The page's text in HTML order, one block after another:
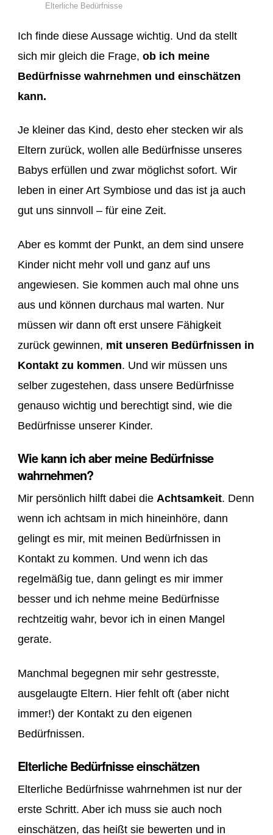
Elterliche Bedürfnisse
Ich finde diese Aussage wichtig. Und da stellt
sich mir gleich die Frage, ob ich meine
Bedürfnisse wahrnehmen und einschätzen
kann.
Je kleiner das Kind, desto eher stecken wir als
Eltern zurück, wollen alle Bedürfnisse unseres
Babys erfüllen und zwar möglichst sofort. Wir
leben in einer Art Symbiose und das ist ja auch
gut uns sinnvoll – für eine Zeit.
Aber es kommt der Punkt, an dem sind unsere
Kinder nicht mehr voll und ganz auf uns
angewiesen. Sie kommen auch mal ohne uns
aus und können durchaus mal warten. Nur
müssen wir dann oft erst unsere Fähigkeit
zurück gewinnen, mit unseren Bedürfnissen in
Kontakt zu kommen. Und wir müssen uns
selber zugestehen, dass unsere Bedürfnisse
genauso wichtig und berechtigt sind, wie die
Bedürfnisse unserer Kinder.
Wie kann ich aber meine Bedürfnisse
wahrnehmen?
Mir persönlich hilft dabei die Achtsamkeit. Denn
wenn ich achtsam in mich hineinhöre, dann
gelingt es mir, mit meinen Bedürfnissen in
Kontakt zu kommen. Und wenn ich das
regelmäßig tue, dann gelingt es mir immer
besser und ich nehme meine Bedürfnisse
rechtzeitig wahr, bevor ich in einen Mangel
gerate.
Manchmal begegnen mir sehr gestresste,
ausgelaugte Eltern. Hier fehlt oft (aber nicht
immer!) der Kontakt zu den eigenen
Bedürfnissen.
Elterliche Bedürfnisse einschätzen
Elterliche Bedürfnisse wahrnehmen ist nur der
erste Schritt. Aber ich muss sie auch noch
einschätzen, das heißt sie bewerten und in